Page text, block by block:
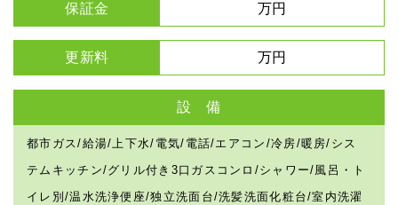
保証金 万円
更新料 万円
設 備
都市ガス/給湯/上下水/電気/電話/エアコン/冷房/暖房/シス
テムキッチン/グリル付き3口ガスコンロ/シャワー/風呂・ト
イレ別/温水洗浄便座/独立洗面台/洗髪洗面化粧台/室内洗濯